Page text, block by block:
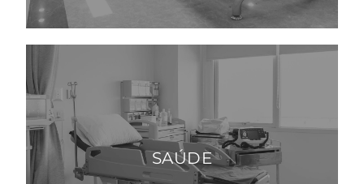
SAÚDE
Hospitais
Clínicas